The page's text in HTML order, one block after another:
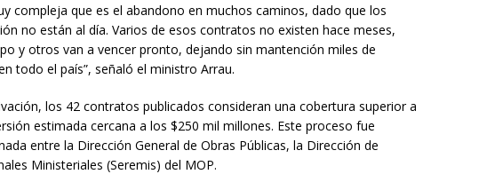
compleja que es el abandono en muchos caminos, dado que los
no están al día. Varios de esos contratos no existen hace meses,
y otros van a vencer pronto, dejando sin mantención miles de
todo el país”, señaló el ministro Arrau.
los 42 contratos publicados consideran una cobertura superior a
estimada cercana a los $250 mil millones. Este proceso fue
entre la Dirección General de Obras Públicas, la Dirección de
Ministeriales (Seremis) del MOP.